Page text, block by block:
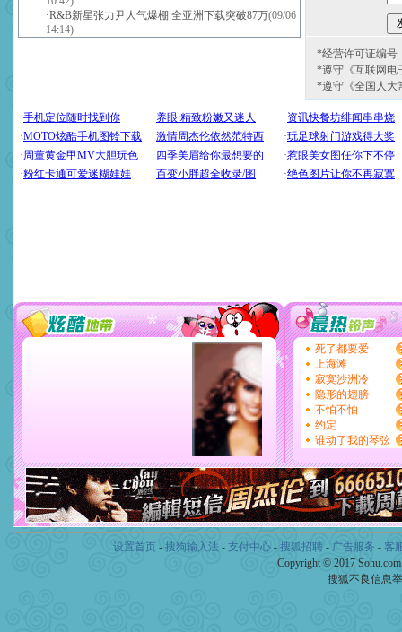
·R&B新星张力尹人气爆棚 全亚洲下载突破87万(09/06
14:14)
*经营许可证编号
*遵守《互联网电
*遵守《全国人大
设置首页 - 搜狗输入法 - 支付中心- 搜狐招聘- 广告服务 - 客
Copyright © 2017
搜狐不良信息